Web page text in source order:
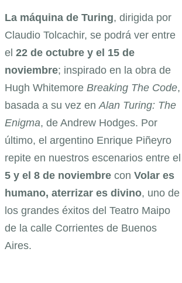
La máquina de Turing, dirigida por
Claudio Tolcachir, se podrá ver entre
el 22 de octubre y el 15 de
noviembre; inspirado en la obra de
Hugh Whitemore Breaking The Code,
basada a su vez en Alan Turing: The
Enigma, de Andrew Hodges. Por
último, el argentino Enrique Piñeyro
repite en nuestros escenarios entre el
5 y el 8 de noviembre con Volar es
humano, aterrizar es divino, uno de
los grandes éxitos del Teatro Maipo
de la calle Corrientes de Buenos
Aires.